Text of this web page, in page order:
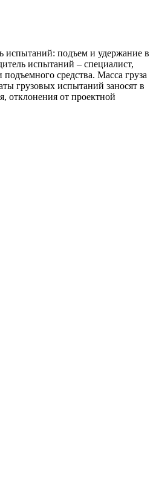
испытаний: подъем и удержание в
испытаний – специалист,
средства. Масса груза
грузовых испытаний заносят в
отклонения от проектной